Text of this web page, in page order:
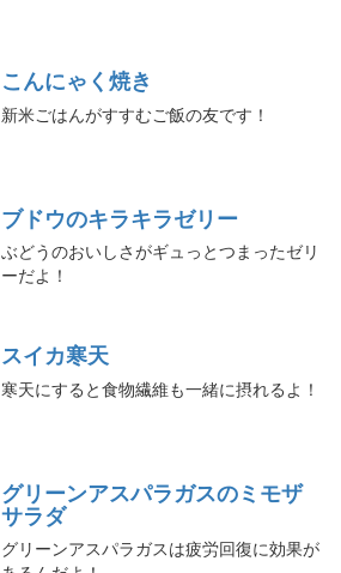
こんにゃく焼き
新米ごはんがすすむご飯の友です！
ブドウのキラキラゼリー
ぶどうのおいしさがギュっとつまったゼリ
ーだよ！
スイカ寒天
寒天にすると食物繊維も一緒に摂れるよ！
グリーンアスパラガスのミモザ
サラダ
グリーンアスパラガスは疲労回復に効果が